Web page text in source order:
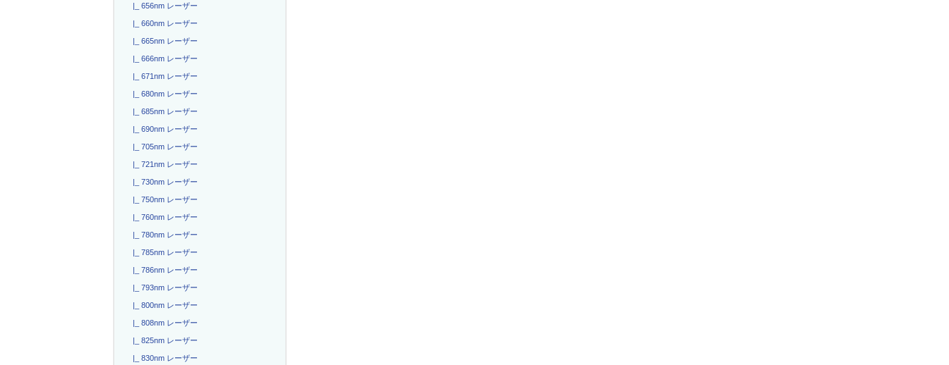
|_ 656nm レーザー
|_ 660nm レーザー
|_ 665nm レーザー
|_ 666nm レーザー
|_ 671nm レーザー
|_ 680nm レーザー
|_ 685nm レーザー
|_ 690nm レーザー
|_ 705nm レーザー
|_ 721nm レーザー
|_ 730nm レーザー
|_ 750nm レーザー
|_ 760nm レーザー
|_ 780nm レーザー
|_ 785nm レーザー
|_ 786nm レーザー
|_ 793nm レーザー
|_ 800nm レーザー
|_ 808nm レーザー
|_ 825nm レーザー
|_ 830nm レーザー